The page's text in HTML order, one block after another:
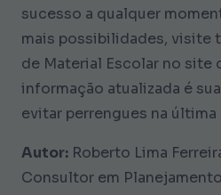
sucesso a qualquer
mais possibilidades, visite
de Material Escolar no site
informação atualizada é
evitar perrengues na última
Autor: Roberto Lima
Consultor em